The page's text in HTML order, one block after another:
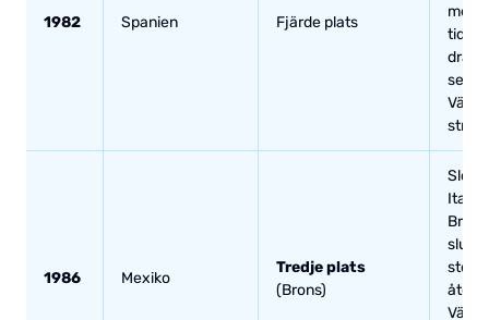
1982 Spanien Fjärde plats
men
1986 Mexiko
Tredje plats
(Brons)
Slog